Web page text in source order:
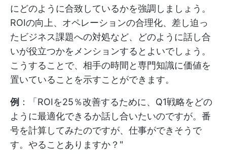
にどのように合致しているかを強調しましょう。
ROIの向上、オペレーションの合理化、差し迫っ
たビジネス課題への対処など、どのように話し合
いが役立つかをメンションするとよいでしょう。
こうすることで、相手の時間と専門知識に価値を
置いていることを示すことができます。
例 ：「ROIを25％改善するために、Q1戦略をどの
ように最適化できるか話し合いたいのですが。番
号を計算してみたのですが、仕事ができそうで
す。やることありますか？"